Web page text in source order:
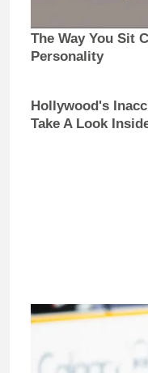
The Way You Sit
Personality
Hollywood's
Take A Look